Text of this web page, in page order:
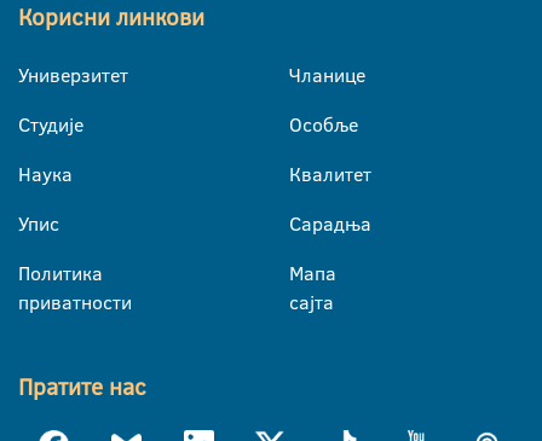
Корисни линкови
Универзитет
Студије
Наука
Упис
Политика
приватности
Чланице
Особље
Квалитет
Сарадња
Мапа
сајта
Пратите нас